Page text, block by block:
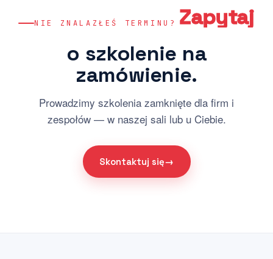
NIE ZNALAZŁEŚ TERMINU?
Zapytaj
o szkolenie na
zamówienie.
Prowadzimy szkolenia zamknięte dla firm i
zespołów — w naszej sali lub u Ciebie.
Skontaktuj się→